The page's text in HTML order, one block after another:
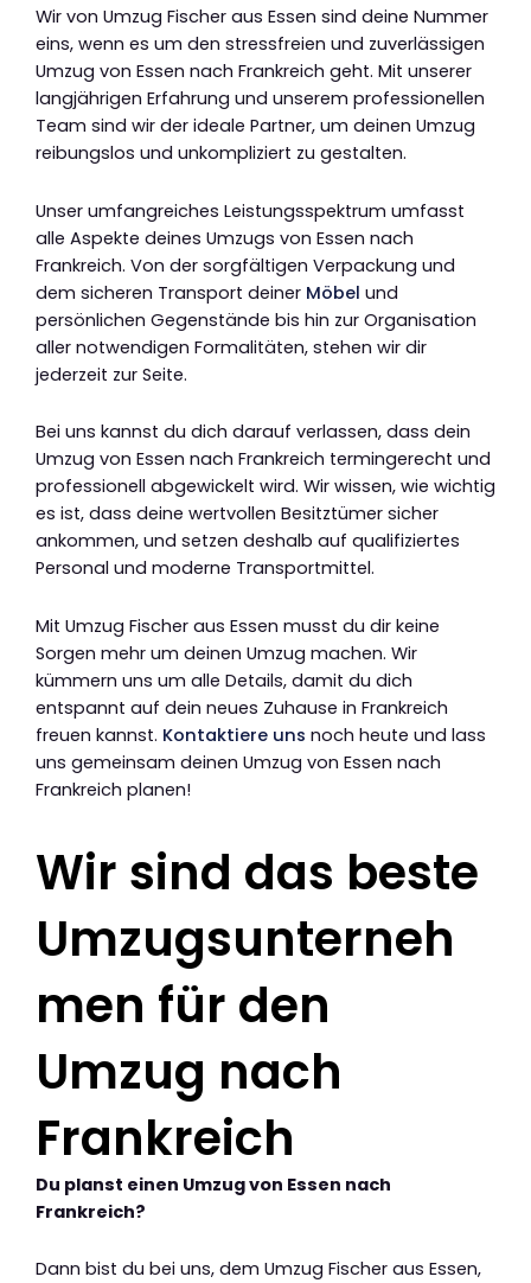
Wir von Umzug Fischer aus Essen sind deine Nummer
eins, wenn es um den stressfreien und zuverlässigen
Umzug von Essen nach Frankreich geht. Mit unserer
langjährigen Erfahrung und unserem professionellen
Team sind wir der ideale Partner, um deinen Umzug
reibungslos und unkompliziert zu gestalten.
Unser umfangreiches Leistungsspektrum umfasst
alle Aspekte deines Umzugs von Essen nach
Frankreich. Von der sorgfältigen Verpackung und
dem sicheren Transport deiner Möbel und
persönlichen Gegenstände bis hin zur Organisation
aller notwendigen Formalitäten, stehen wir dir
jederzeit zur Seite.
Bei uns kannst du dich darauf verlassen, dass dein
Umzug von Essen nach Frankreich termingerecht und
professionell abgewickelt wird. Wir wissen, wie wichtig
es ist, dass deine wertvollen Besitztümer sicher
ankommen, und setzen deshalb auf qualifiziertes
Personal und moderne Transportmittel.
Mit Umzug Fischer aus Essen musst du dir keine
Sorgen mehr um deinen Umzug machen. Wir
kümmern uns um alle Details, damit du dich
entspannt auf dein neues Zuhause in Frankreich
freuen kannst. Kontaktiere uns noch heute und lass
uns gemeinsam deinen Umzug von Essen nach
Frankreich planen!
Wir sind das beste
Umzugsunterneh
men für den
Umzug nach
Frankreich
Du planst einen Umzug von Essen nach
Frankreich?
Dann bist du bei uns, dem Umzug Fischer aus Essen,